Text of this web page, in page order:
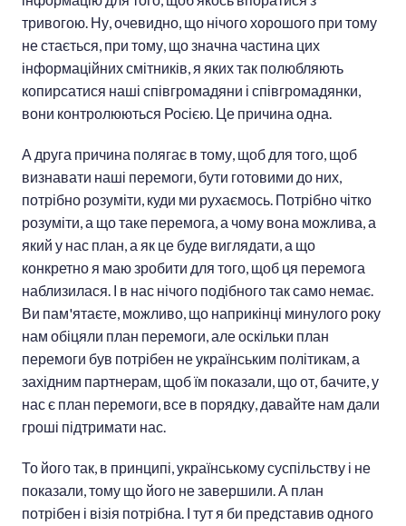
тривогою. Ну, очевидно, що нічого хорошого при тому
не стається, при тому, що значна частина цих
інформаційних смітників, я яких так полюбляють
копирсатися наші співгромадяни і співгромадянки,
вони контролюються Росією. Це причина одна.
А друга причина полягає в тому, щоб для того, щоб
визнавати наші перемоги, бути готовими до них,
потрібно розуміти, куди ми рухаємось. Потрібно чітко
розуміти, а що таке перемога, а чому вона можлива, а
який у нас план, а як це буде виглядати, а що
конкретно я маю зробити для того, щоб ця перемога
наблизилася. І в нас нічого подібного так само немає.
Ви пам'ятаєте, можливо, що наприкінці минулого року
нам обіцяли план перемоги, але оскільки план
перемоги був потрібен не українським політикам, а
західним партнерам, щоб їм показали, що от, бачите, у
нас є план перемоги, все в порядку, давайте нам дали
гроші підтримати нас.
То його так, в принципі, українському суспільству і не
показали, тому що його не завершили. А план
потрібен і візія потрібна. І тут я би представив одного